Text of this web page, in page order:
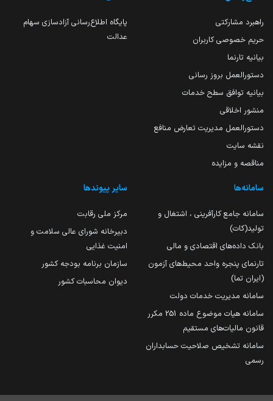
راهبرد مشارکتی
حریم خصوصی کاربران
بیانیه تارنما
دستورالعمل بروز رسانی
بیانیه توافق سطح خدمات
منشور اخلاقی
دستورالعمل مدیریت تعارض منافع
نقشه سایت
مناقصه و مزایده
پایگاه اطلاع‌رسانی آزادسازی سهام
عدالت
سامانه‌ها
سامانه جامع کارآفرینی ، اشتغال و
تولید(کات)
بانک داده‌های اقتصادی و مالی
تارنمای پنجره واحد محیط‌های آزمون
(ایران تما)
سامانه مدیریت خدمات دولت
سامانه هیات موضوع ماده 251 مکرر
قانون مالیات‌های مستقیم
سامانه تشخیص صلاحیت حسابداران
رسمی
سایر پیوندها
مرکز ملی رقابت
دبیرخانه شورای عالی سلامت و
امنیت غذایی
سازمان برنامه بودجه کشور
دیوان محاسبات کشور